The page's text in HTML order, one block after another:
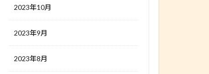
2023年10月
2023年9月
2023年8月